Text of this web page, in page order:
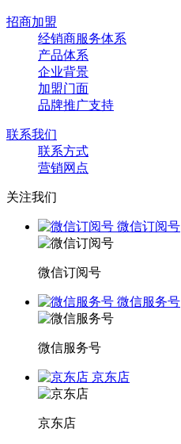
招商加盟
经销商服务体系
产品体系
企业背景
加盟门面
品牌推广支持
联系我们
联系方式
营销网点
关注我们
微信订阅号
微信订阅号
微信服务号
微信服务号
京东店
京东店